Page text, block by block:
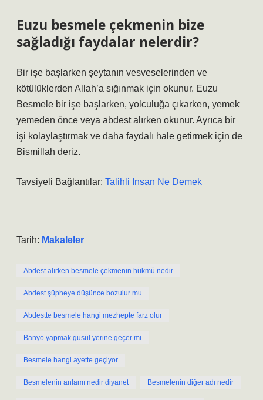
Euzu besmele çekmenin bize
sağladığı faydalar nelerdir?
Bir işe başlarken şeytanın vesveselerinden ve
kötülüklerden Allah’a sığınmak için okunur. Euzu
Besmele bir işe başlarken, yolculuğa çıkarken, yemek
yemeden önce veya abdest alırken okunur. Ayrıca bir
işi kolaylaştırmak ve daha faydalı hale getirmek için de
Bismillah deriz.
Tavsiyeli Bağlantılar: Talihli Insan Ne Demek
Tarih: Makaleler
Abdest alırken besmele çekmenin hükmü nedir
Abdest şüpheye düşünce bozulur mu
Abdestte besmele hangi mezhepte farz olur
Banyo yapmak gusül yerine geçer mi
Besmele hangi ayette geçiyor
Besmelenin anlamı nedir diyanet Besmelenin diğer adı nedir